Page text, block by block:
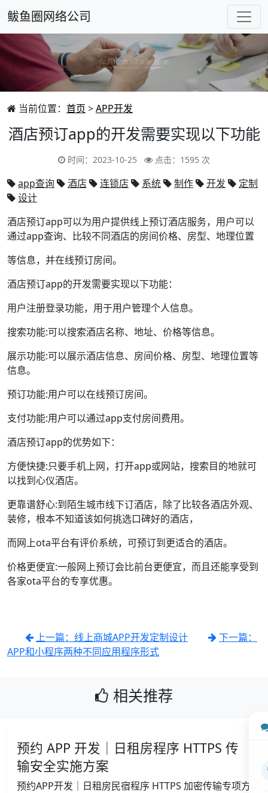
鲅鱼圈网络公司
当前位置： 首页 >APP开发
酒店预订app的开发需要实现以下功能
时间：2023-10-25 点击：1595 次
app查询 酒店 连锁店 系统 制作 开发
定制
设计
酒店预订app可以为用户提供线上预订酒店服务，用户可以
通过app查询、比较不同酒店的房间价格、房型、地理位置
等信息，并在线预订房间。
酒店预订app的开发需要实现以下功能：
用户注册登录功能，用于用户管理个人信息。
搜索功能:可以搜索酒店名称、地址、价格等信息。
展示功能:可以展示酒店信息、房间价格、房型、地理位置等
信息。
预订功能:用户可以在线预订房间。
支付功能:用户可以通过app支付房间费用。
酒店预订app的优势如下：
方便快捷:只要手机上网，打开app或网站，搜索目的地就可
以找到心仪酒店。
更靠谱舒心:到陌生城市线下订酒店，除了比较各酒店外观、
装修，根本不知道该如何挑选口碑好的酒店，
而网上ota平台有评价系统，可预订到更适合的酒店。
价格更便宜:一般网上预订会比前台更便宜，而且还能享受到
各家ota平台的专享优惠。
上一篇：线上商城APP开发定制设计
下一篇：
APP和小程序两种不同应用程序形式
相关推荐
预约 APP 开发｜日租房程序 HTTPS 传
输安全实施方案
预约APP开发｜日租房民宿程序 HTTPS 加密传输专项方